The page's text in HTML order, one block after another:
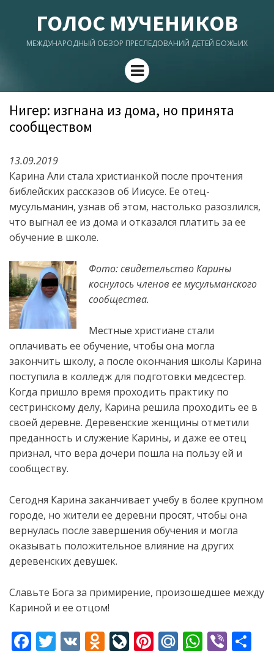
ГОЛОС МУЧЕНИКОВ
МЕЖДУНАРОДНЫЙ ОБЗОР ПРЕСЛЕДОВАНИЙ ДЕТЕЙ БОЖЬИХ
Menu
Нигер: изгнана из дома, но принята
сообществом
13.09.2019
Карина Али стала христианкой после прочтения
библейских рассказов об Иисусе. Ее отец-
мусульманин, узнав об этом, настолько разозлился,
что выгнал ее из дома и отказался платить за ее
обучение в школе.
Фото: свидетельство Карины
коснулось членов ее мусульманского
сообщества.
Местные христиане стали
оплачивать ее обучение, чтобы она могла
закончить школу, а после окончания школы Карина
поступила в колледж для подготовки медсестер.
Когда пришло время проходить практику по
сестринскому делу, Карина решила проходить ее в
своей деревне. Деревенские женщины отметили
преданность и служение Карины, и даже ее отец
признал, что вера дочери пошла на пользу ей и
сообществу.
Сегодня Карина заканчивает учебу в более крупном
городе, но жители ее деревни просят, чтобы она
вернулась после завершения обучения и могла
оказывать положительное влияние на других
деревенских девушек.
Славьте Бога за примирение, произошедшее между
Кариной и ее отцом!
F T V O Li Pi M W Vi